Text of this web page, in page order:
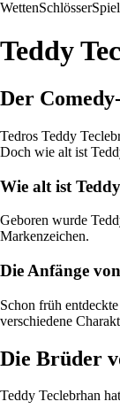
WettenSchlösserSpiel
Teddy
Der
Tedros Teddy
Doch wie alt ist
Wie alt ist
Geboren wurde
Markenzeichen.
Die Anfänge
Schon früh
verschiedene
Die Brüder
Teddy Teclebrhan